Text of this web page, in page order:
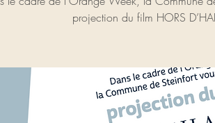
projection du film HORS